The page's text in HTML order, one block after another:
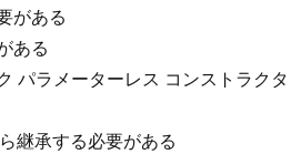
がある
ある
パラメーターレス コンストラクタ
継承する必要がある